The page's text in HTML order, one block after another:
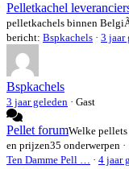
Pelletkachel
pelletkachels binnen
bericht: Bspkachels · 3 jaar
Bspkachels
3 jaar geleden · Gast
Pellet forumWelke
en prijzen35 onderwerpen
Ten Damme Pell … · 4 jaar